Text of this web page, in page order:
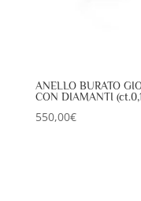
ANELLO BURATO
CON DIAMANTI
550,00€